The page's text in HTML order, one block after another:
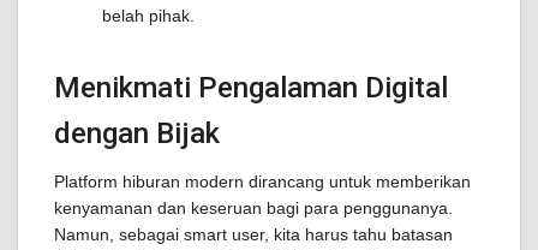
belah pihak.
Menikmati Pengalaman Digital
dengan Bijak
Platform hiburan modern dirancang untuk memberikan
kenyamanan dan keseruan bagi para penggunanya.
Namun, sebagai smart user, kita harus tahu batasan